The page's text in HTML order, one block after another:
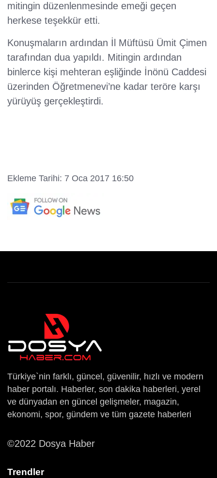
mitingin düzenlenmesinde emeği geçen
herkese teşekkür etti.
Konuşmaların ardından İl Müftüsü Ümit Çimen
tarafından dua yapıldı. Mitingin ardından
binlerce kişi mehteran eşliğinde İnönü Caddesi
üzerinden Öğretmenevi’ne kadar teröre karşı
yürüyüş gerçekleştirdi.
Ekleme Tarihi: 7 Oca 2017 16:50
Türkiye`nin farklı, güncel, güvenilir, hızlı ve modern
haber portalı. Haberler, son dakika haberleri, yerel
ve dünyadan en güncel gelişmeler, magazin,
ekonomi, spor, gündem ve tüm gazete haberleri
©2022 Dosya Haber
Trendler